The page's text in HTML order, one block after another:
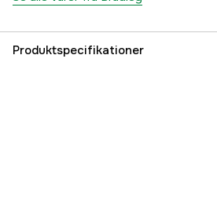
Produktspecifikationer